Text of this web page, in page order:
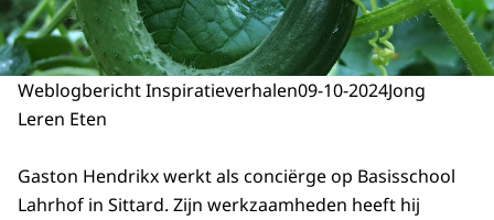
Weblogbericht Inspiratieverhalen09-10-2024Jong
Leren Eten
Gaston Hendrikx werkt als conciërge op Basisschool
Lahrhof in Sittard. Zijn werkzaamheden heeft hij